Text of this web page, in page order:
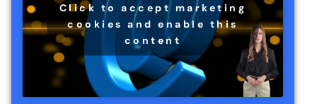
Click to accept marketing
cookies and enable this
content